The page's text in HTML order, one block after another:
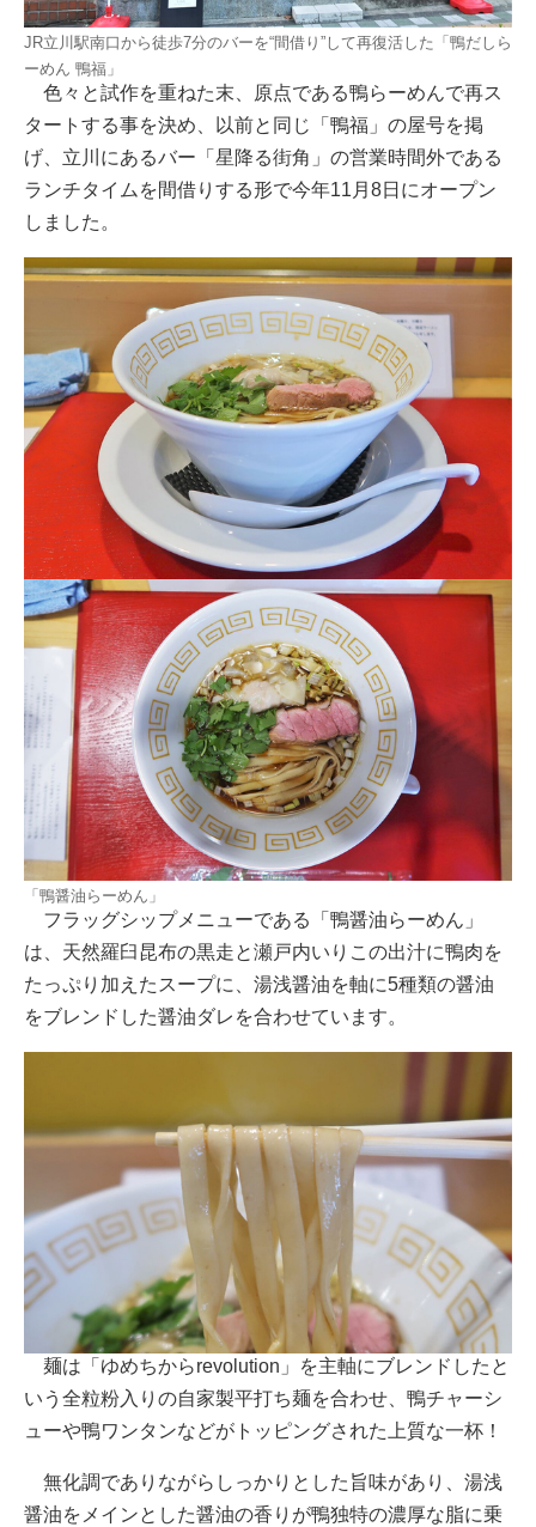
JR立川駅南口から徒歩7分のバーを“間借り”して再復活した「鴨だしら
ーめん 鴨福」
色々と試作を重ねた末、原点である鴨らーめんで再ス
タートする事を決め、以前と同じ「鴨福」の屋号を掲
げ、立川にあるバー「星降る街角」の営業時間外である
ランチタイムを間借りする形で今年11月8日にオープン
しました。
「鴨醤油らーめん」
フラッグシップメニューである「鴨醤油らーめん」
は、天然羅臼昆布の黒走と瀬戸内いりこの出汁に鴨肉を
たっぷり加えたスープに、湯浅醤油を軸に5種類の醤油
をブレンドした醤油ダレを合わせています。
麺は「ゆめちからrevolution」を主軸にブレンドしたと
いう全粒粉入りの自家製平打ち麺を合わせ、鴨チャーシ
ューや鴨ワンタンなどがトッピングされた上質な一杯！
無化調でありながらしっかりとした旨味があり、湯浅
醤油をメインとした醤油の香りが鴨独特の濃厚な脂に乗